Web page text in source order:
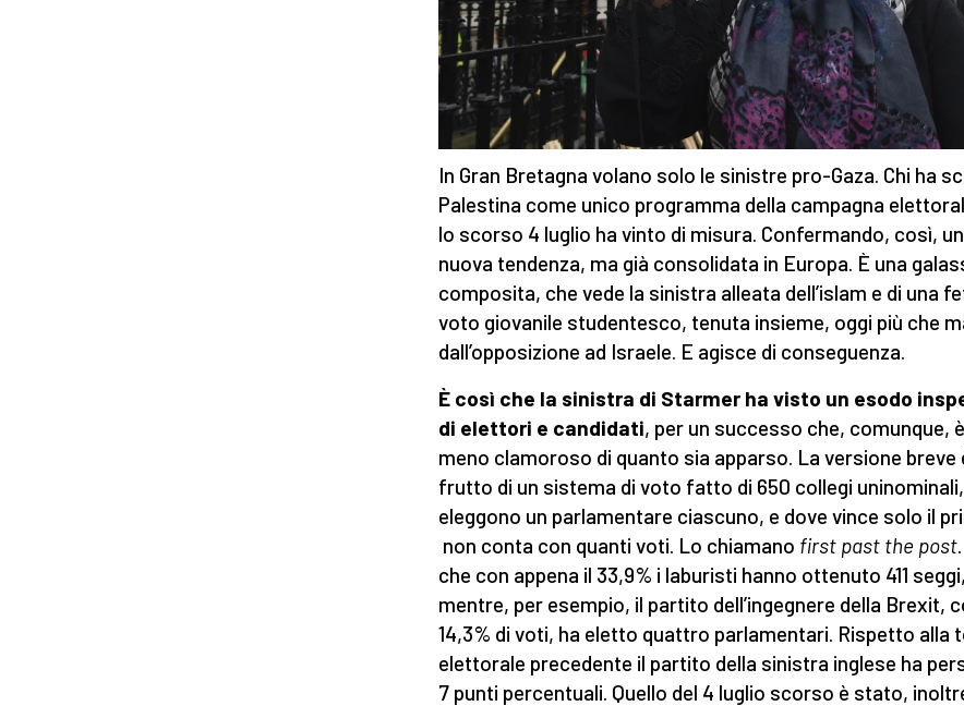
In Gran Bretagna volano solo le sinistre pro-Gaza. Chi ha
Palestina come unico programma della campagna
lo scorso 4 luglio ha vinto di misura. Confermando, così,
nuova tendenza, ma già consolidata in Europa. È una
composita, che vede la sinistra alleata dell’islam e di una
voto giovanile studentesco, tenuta insieme, oggi più che
dall’opposizione ad Israele. E agisce di conseguenza.
È così che la sinistra di Starmer ha visto un esodo
di elettori e candidati, per un successo che, comunque,
meno clamoroso di quanto sia apparso. La versione breve
frutto di un sistema di voto fatto di 650 collegi
eleggono un parlamentare ciascuno, e dove vince solo il
non conta con quanti voti. Lo chiamano first past the post
che con appena il 33,9% i laburisti hanno ottenuto 411 seggi,
mentre, per esempio, il partito dell’ingegnere della Brexit,
14,3% di voti, ha eletto quattro parlamentari. Rispetto alla
elettorale precedente il partito della sinistra inglese ha
7 punti percentuali. Quello del 4 luglio scorso è stato,